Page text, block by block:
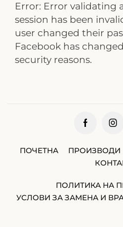
Error: Error validating
session has been
user changed their
Facebook has
security reasons.
ПОЧЕТНА ПРОИЗВОДИ
ПОЛИТИКА НА
УСЛОВИ ЗА ЗАМЕНА И